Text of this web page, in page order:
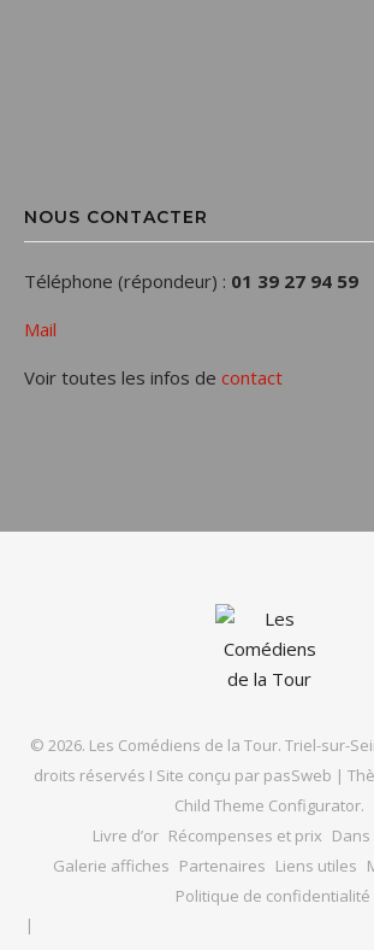
NOUS CONTACTER
Téléphone (répondeur) : 01 39 27 94 59
Mail
Voir toutes les infos de contact
© 2026. Les Comédiens de la Tour. Triel-sur-
droits réservés I Site conçu par pasSweb |
Child Theme Configurator.
Livre d’or Récompenses et prix
Galerie affiches Partenaires Liens utiles
Politique de confidentialité